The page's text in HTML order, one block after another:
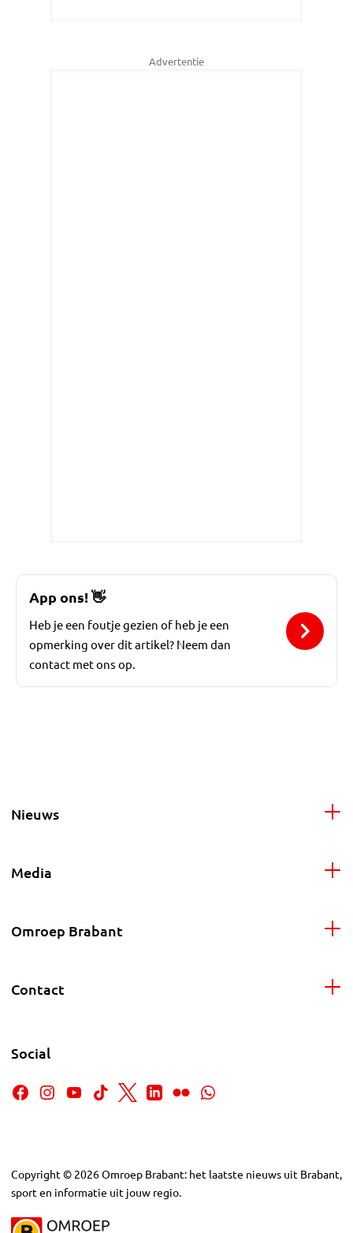
Advertentie
App ons!👋
Heb je een foutje gezien of heb je een
opmerking over dit artikel? Neem dan
contact met ons op.
Nieuws
Media
Omroep Brabant
Contact
Social
Copyright © 2026Omroep Brabant: het laatste nieuws uit Brabant,
sport en informatie uit jouw regio.